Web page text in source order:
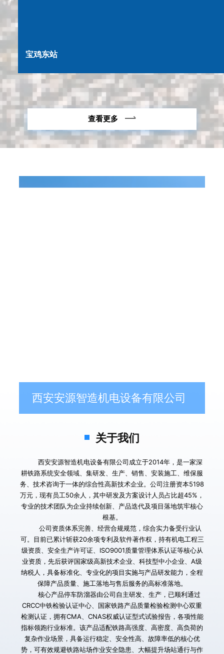
宝鸡东站
查看更多
关于我们
耕铁路系统安全领域、集研发、生产、销售、安装施工、维保服
务、技术咨询于一体的综合性高新技术企业。公司注册资本5198
万元，现有员工50余人，其中研发及方案设计人员占比超45%，
专业的技术团队为企业持续创新、产品迭代及项目落地筑牢核心
根基。
可。目前已累计斩获20余项专利及软件著作权，持有机电工程三
级资质、安全生产许可证、ISO9001质量管理体系认证等核心从
业资质，先后获评国家级高新技术企业、科技型中小企业、A级
纳税人，具备标准化、专业化的项目实施与产品研发能力，全程
保障产品质量、施工落地与售后服务的高标准落地。
CRCC中铁检验认证中心、国家铁路产品质量检验检测中心双重
检测认证，拥有CMA、CNAS权威认证型式试验报告，各项性能
指标领跑行业标准。该产品适配铁路高强度、高密度、高负荷的
复杂作业场景，具备运行稳定、安全性高、故障率低的核心优
势，可有效规避铁路站场作业安全隐患、大幅提升场站通行与作
西安安源智造机电设备有限公司